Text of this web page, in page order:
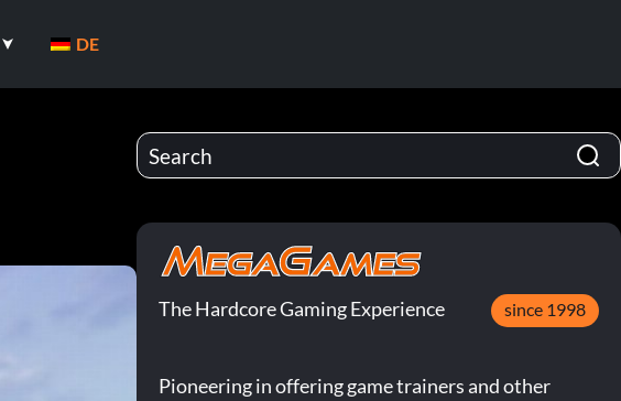
DE
The Hardcore Gaming Experience since 1998
Pioneering in offering game trainers and other